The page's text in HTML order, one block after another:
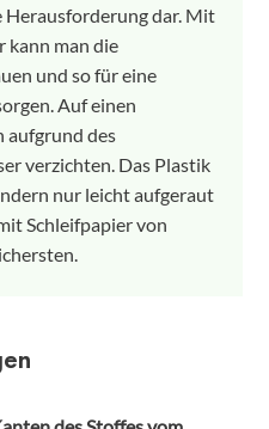
Herausforderung dar. Mit
kann man die
und so für eine
Auf einen
aufgrund des
verzichten. Das Plastik
nur leicht aufgeraut
Schleifpapier von